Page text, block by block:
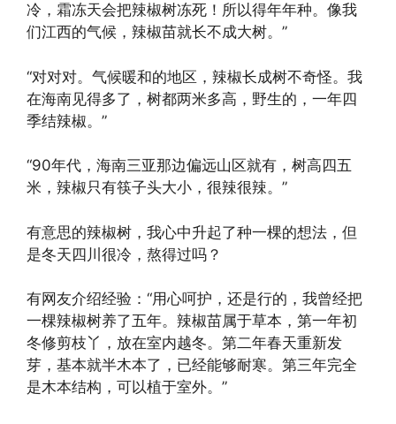
冷，霜冻天会把辣椒树冻死！所以得年年种。像我
们江西的气候，辣椒苗就长不成大树。”
“对对对。气候暖和的地区，辣椒长成树不奇怪。我
在海南见得多了，树都两米多高，野生的，一年四
季结辣椒。”
“90年代，海南三亚那边偏远山区就有，树高四五
米，辣椒只有筷子头大小，很辣很辣。”
有意思的辣椒树，我心中升起了种一棵的想法，但
是冬天四川很冷，熬得过吗？
有网友介绍经验：“用心呵护，还是行的，我曾经把
一棵辣椒树养了五年。辣椒苗属于草本，第一年初
冬修剪枝丫，放在室内越冬。第二年春天重新发
芽，基本就半木本了，已经能够耐寒。第三年完全
是木本结构，可以植于室外。”